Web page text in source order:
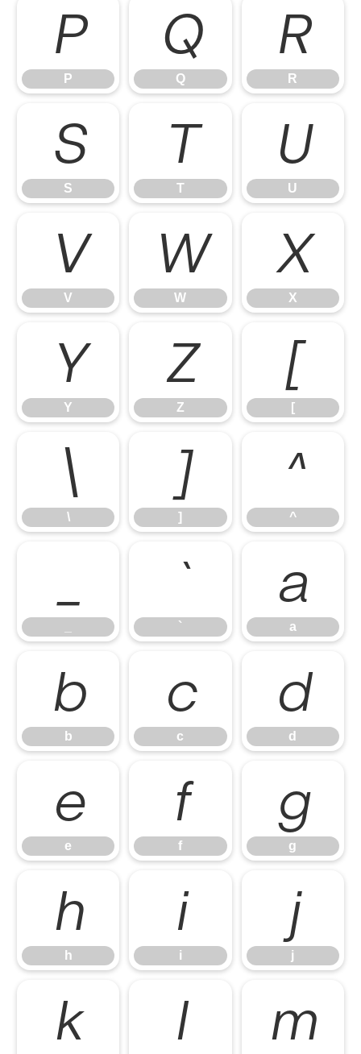
P
P
Q
Q
R
R
S
S
T
T
U
U
V
V
W
W
X
X
Y
Y
Z
Z
[
[
\
\
]
]
^
^
`
`
a
a
b
b
c
c
d
d
e
e
f
f
g
g
h
h
i
i
j
j
k l m